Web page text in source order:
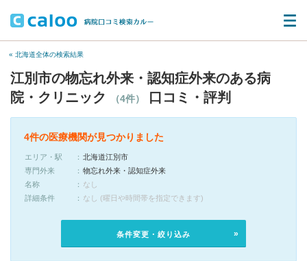
« 北海道全体の検索結果
江別市の物忘れ外来・認知症外来のある病
院・クリニック
（4件） 口コミ・評判
4件の医療機関が見つかりました
エリア・駅
北海道江別市
専門外来
物忘れ外来・認知症外来
名称
なし
詳細条件
なし (曜日や時間帯を指定できます)
条件変更・絞り込み